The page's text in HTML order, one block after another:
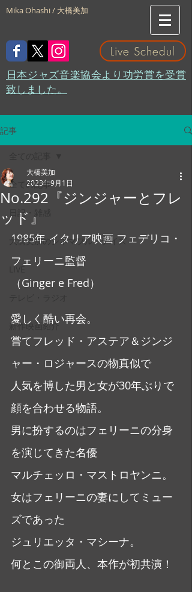
Mika Ohashi / 大橋美加
Live Schedul
​日本ジャズ音楽協会より功労賞を受賞
致しました。
記事
全ての記事
日記・雑感
大橋美加のシネマフル・デイズ
LIVE
新作映画紹介
No.292『ジンジャーとフレ
ッド』
大橋美加
2023年9月1日
1985年 イタリア映画 フェデリコ・
フェリーニ監督
（Ginger e Fred）
愛しく酷い再会。
嘗てフレッド・アステア＆ジンジ
ャー・ロジャースの物真似で
人気を博した男と女が30年ぶりで
顔を合わせる物語。
男に扮するのはフェリーニの分身
を演じてきた名優
マルチェッロ・マストロヤンニ。
女はフェリーニの妻にしてミュー
ズであった
ジュリエッタ・マシーナ。
何とこの御両人、本作が初共演！